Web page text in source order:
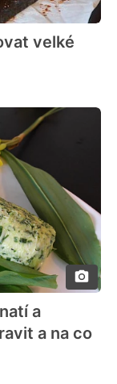
velké
a
a na co